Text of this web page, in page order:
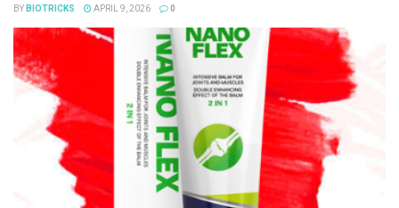
BY BIOTRICKS APRIL 9, 2026 0